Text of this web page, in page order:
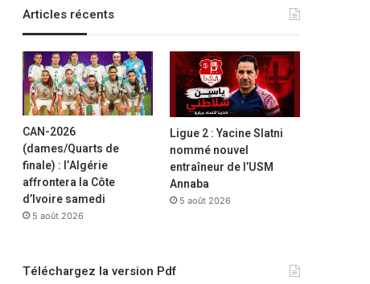
Articles récents
CAN-2026
(dames/Quarts de
finale) : l’Algérie
affrontera la Côte
d’Ivoire samedi
5 août 2026
Ligue 2 : Yacine Slatni
nommé nouvel
entraîneur de l’USM
Annaba
5 août 2026
Téléchargez la version Pdf